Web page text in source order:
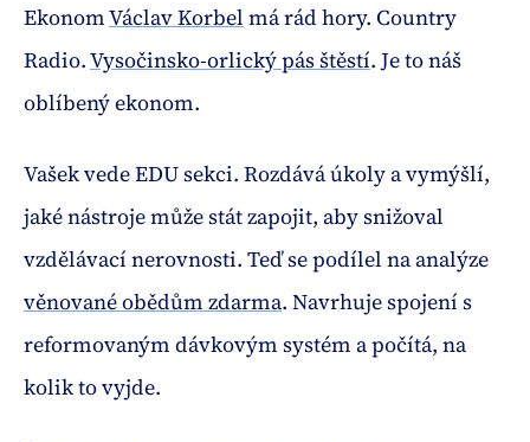
EkonomVáclav Korbel má rád hory. Country
Radio.Vysočinsko-orlický pás štěstí. Je to náš
oblíbený ekonom.
Vašek vede EDU sekci. Rozdává úkoly a vymýšlí,
jaké nástroje může stát zapojit, aby snižoval
vzdělávací nerovnosti. Teď se podílel na analýze
věnované obědům zdarma. Navrhuje spojení s
reformovaným dávkovým systém a počítá, na
kolik to vyjde.